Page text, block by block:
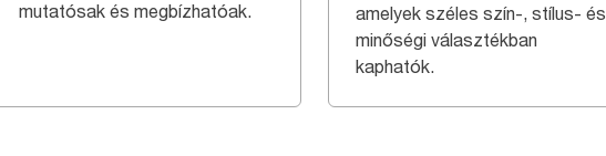
mutatósak és megbízhatóak.
amelyek széles szín-, stílus- és
minőségi választékban
kaphatók.